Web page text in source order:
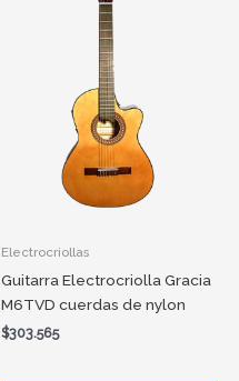
Electrocriollas
Guitarra Electrocriolla Gracia
M6TVD cuerdas de nylon
$303.565